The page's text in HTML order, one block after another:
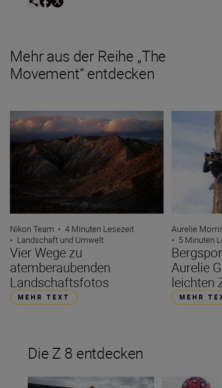
Mehr aus der Reihe „The
Movement“ entdecken
Nikon Team • 4 Minuten Lesezeit
• Landschaft und Umwelt
Vier Wege zu
atemberaubenden
Landschaftsfotos
MEHR TEXT
Aurelie
• 5 Minuten
Aurelie
leichten
MEHR
Die Z 8 entdecken
Introducing The Movement Die Funktionen